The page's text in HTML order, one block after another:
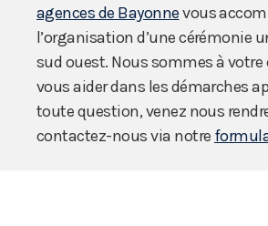
agences de Bayonnevous
l’organisation d’une cérémonie
sud ouest. Nous sommes à votre
vous aider dans les démarches
toute question, venez nous
contactez-nous via notre